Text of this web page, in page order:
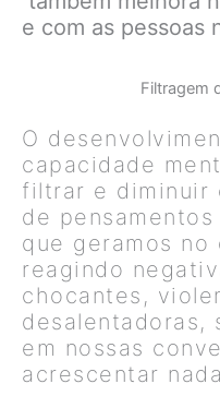
e com as pessoas
Filtragem
O
capacidade
filtrar e diminuir
de
que geramos no
reagindo
chocantes,
desalentadoras,
em nossas
acrescentar